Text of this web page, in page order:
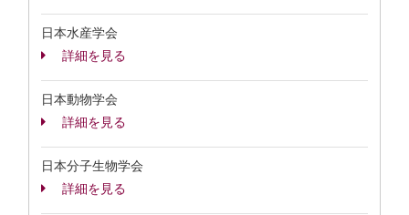
日本水産学会
詳細を見る
日本動物学会
詳細を見る
日本分子生物学会
詳細を見る